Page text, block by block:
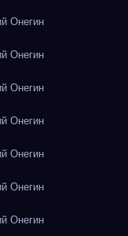
Онегин
Онегин
Онегин
Онегин
Онегин
Онегин
Онегин